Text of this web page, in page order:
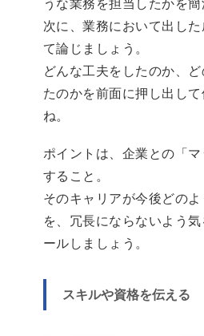
うな業務を担当したかを簡
次に、業務において出し
て論じましょう。
どんな工夫をしたのか、
たのかを前面に押し出し
ね。
ポイントは、企業との「
すること。
そのキャリアが今後どの
を、冗長にならないよう
ールしましょう。
スキルや資格を伝える